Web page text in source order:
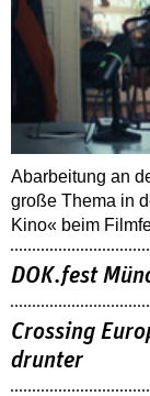
Abarbeitung an
große Thema in
Kino« beim
DOK.fest
Crossing
drunter